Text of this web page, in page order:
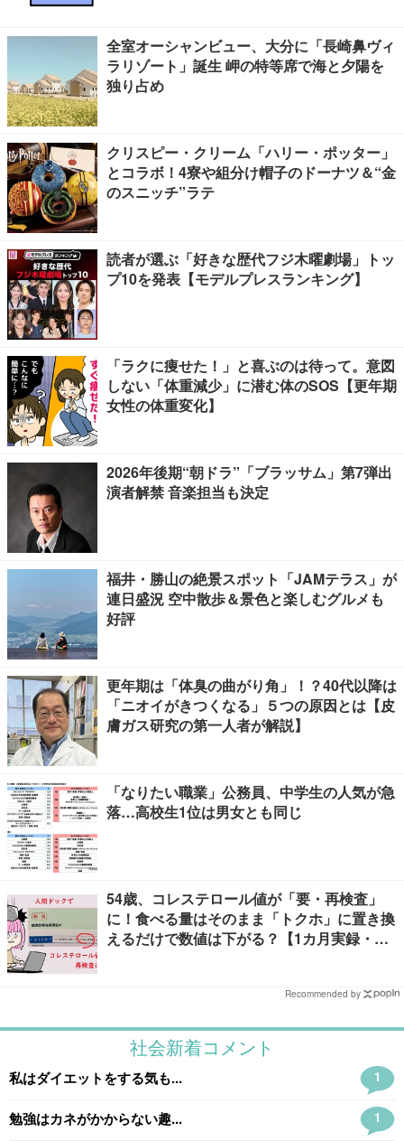
全室オーシャンビュー、大分に「長崎鼻ヴィ
ラリゾート」誕生 岬の特等席で海と夕陽を
独り占め
クリスピー・クリーム「ハリー・ポッター」
とコラボ！4寮や組分け帽子のドーナツ＆“金
のスニッチ”ラテ
読者が選ぶ「好きな歴代フジ木曜劇場」トッ
プ10を発表【モデルプレスランキング】
「ラクに痩せた！」と喜ぶのは待って。意図
しない「体重減少」に潜む体のSOS【更年期
女性の体重変化】
2026年後期“朝ドラ”「ブラッサム」第7弾出
演者解禁 音楽担当も決定
福井・勝山の絶景スポット「JAMテラス」が
連日盛況 空中散歩＆景色と楽しむグルメも
好評
更年期は「体臭の曲がり角」！？40代以降は
「ニオイがきつくなる」５つの原因とは【皮
膚ガス研究の第一人者が解説】
「なりたい職業」公務員、中学生の人気が急
落…高校生1位は男女とも同じ
54歳、コレステロール値が「要・再検査」
に！食べる量はそのまま「トクホ」に置き換
えるだけで数値は下がる？【1カ月実録・ビ
Recommended by